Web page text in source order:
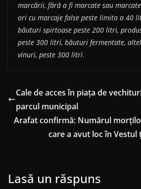
marcării, fără a fi marcate sau
ori cu marcaje false peste limita a 40
băuturi spirtoase peste 200 litri,
peste 300 litri, băuturi fermentate,
vinuri, peste 300 litri.
Cale de acces în piața de
parcul municipal
Arafat confirmă: Numărul
care a avut loc în
Lasă un răspuns